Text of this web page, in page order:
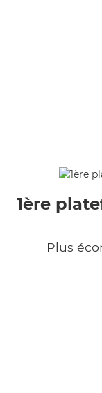
1ère
Plus